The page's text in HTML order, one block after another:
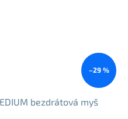
–29 %
bezdrátová myš